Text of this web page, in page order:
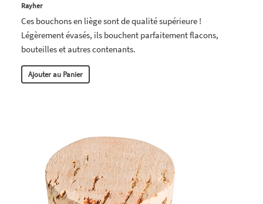
Rayher
Ces bouchons en liège sont de qualité supérieure !
Légèrement évasés, ils bouchent parfaitement flacons,
bouteilles et autres contenants.
Ajouter au Panier